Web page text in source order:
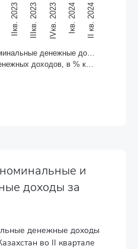
денежные до…
доходов, в % к…
IIкв. 2023 IIIкв. 2023 IVкв. 2023 Iкв. 2024 II кв. 2024
и
доходы за
денежные доходы
во II квартале